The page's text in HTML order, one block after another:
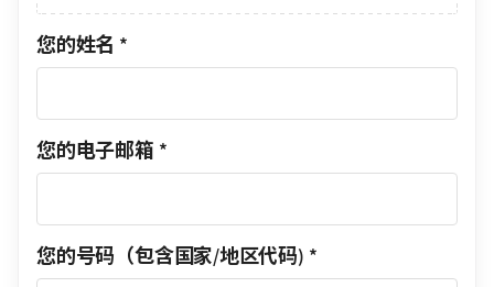
您的姓名 *
您的电子邮箱 *
您的号码（包含国家/地区代码) *